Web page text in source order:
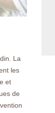
La
les
et
de